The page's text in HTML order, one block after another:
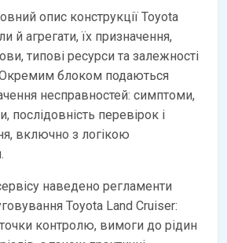
опис конструкції Toyota
й агрегати, їх призначення,
типові ресурси та залежності
блоком подаються
несправностей: симптоми,
послідовність перевірок і
включно з логікою
наведено регламенти
Toyota Land Cruiser:
точки контролю, вимоги до рідин